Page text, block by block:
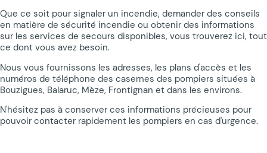
Que ce soit pour signaler un incendie, demander des conseils
en matière de sécurité incendie ou obtenir des informations
sur les services de secours disponibles, vous trouverez ici, tout
ce dont vous avez besoin.
Nous vous fournissons les adresses, les plans d'accès et les
numéros de téléphone des casernes des pompiers situées à
Bouzigues, Balaruc, Mèze, Frontignan et dans les environs.
N'hésitez pas à conserver ces informations précieuses pour
pouvoir contacter rapidement les pompiers en cas d'urgence.